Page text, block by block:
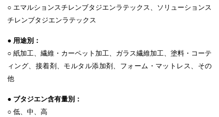
○ エマルションスチレンブタジエンラテックス、ソリューションス
チレンブタジエンラテックス
● 用途別：
○ 紙加工、繊維・カーペット加工、ガラス繊維加工、塗料・コーテ
ィング、接着剤、モルタル添加剤、フォーム・マットレス、その
他
● ブタジエン含有量別：
○ 低、中、高